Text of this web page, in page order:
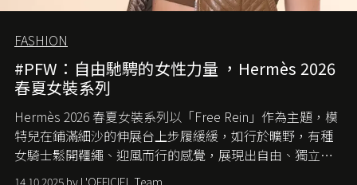
FASHION
#PFW：自由馳騁的女性力量 ，Hermès 2026
春夏女裝系列
Hermès 2026 春夏女裝系列以「Free Rein」作為主題，模
特兒在鋪滿細沙的伸展台上步履緩緩，如行於曠野，有種
女騎士鬆開韁繩、迎風而行的感覺，展現出自由、獨立與
從容的態度。
14.10.2025 by L'OFFICIEL Team